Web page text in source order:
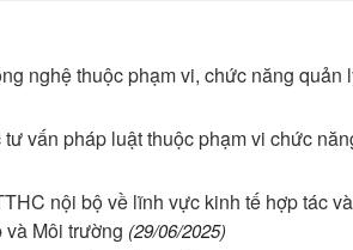
nghệ thuộc phạm vi, chức năng quản
vấn pháp luật thuộc phạm vi chức
nội bộ về lĩnh vực kinh tế hợp tác
Môi trường (29/06/2025)